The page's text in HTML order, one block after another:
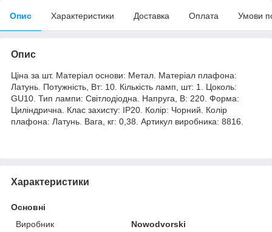
Опис Характеристики Доставка Оплата Умови
Опис
Ціна за шт. Матеріал основи: Метал. Матеріал плафона:
Латунь. Потужність, Вт: 10. Кількість ламп, шт: 1. Цоколь:
GU10. Тип лампи: Світлодіодна. Напруга, В: 220. Форма:
Циліндрична. Клас захисту: IP20. Колір: Чорний. Колір
плафона: Латунь. Вага, кг: 0,38. Артикул виробника: 8816.
Характеристики
Основні
Виробник
Nowodvorski